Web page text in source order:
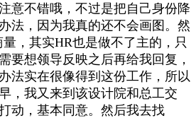
意不错哦，不过是把自己身份降
法，因为我真的还不会画图。然
，其实HR也是做不了主的，只
要想领导反映之后再给我回复，
法实在很像得到这份工作，所以
，我又来到该设计院和总工交
动，基本同意。然后我去找